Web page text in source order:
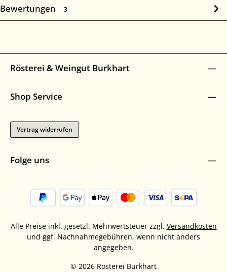
Bewertungen 3
Rösterei & Weingut Burkhart
Shop Service
Vertrag widerrufen
Folge uns
© 2026 Rösterei Burkhart
Alle Preise inkl. gesetzl. Mehrwertsteuer zzgl. Versandkosten
und ggf. Nachnahmegebühren, wenn nicht anders
angegeben.